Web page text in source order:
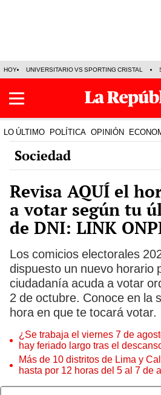
HOY UNIVERSITARIO VS SPORTING CRISTAL
LO ÚLTIMO POLÍTICA OPINIÓN
Sociedad
Revisa AQUÍ el
a votar según tu
de DNI: LINK
Los comicios electorales
dispuesto un nuevo horario
ciudadanía acuda a votar
2 de octubre. Conoce en la
hora en que te tocará votar.
¿Se trabaja el viernes 7 de
hay feriado largo tras el
Más de 10 distritos de Lima y
hasta por 12 horas del 5 al 7 de